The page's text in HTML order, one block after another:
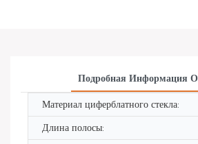
Подробная Информация О
Материал циферблатного стекла:
Длина полосы: